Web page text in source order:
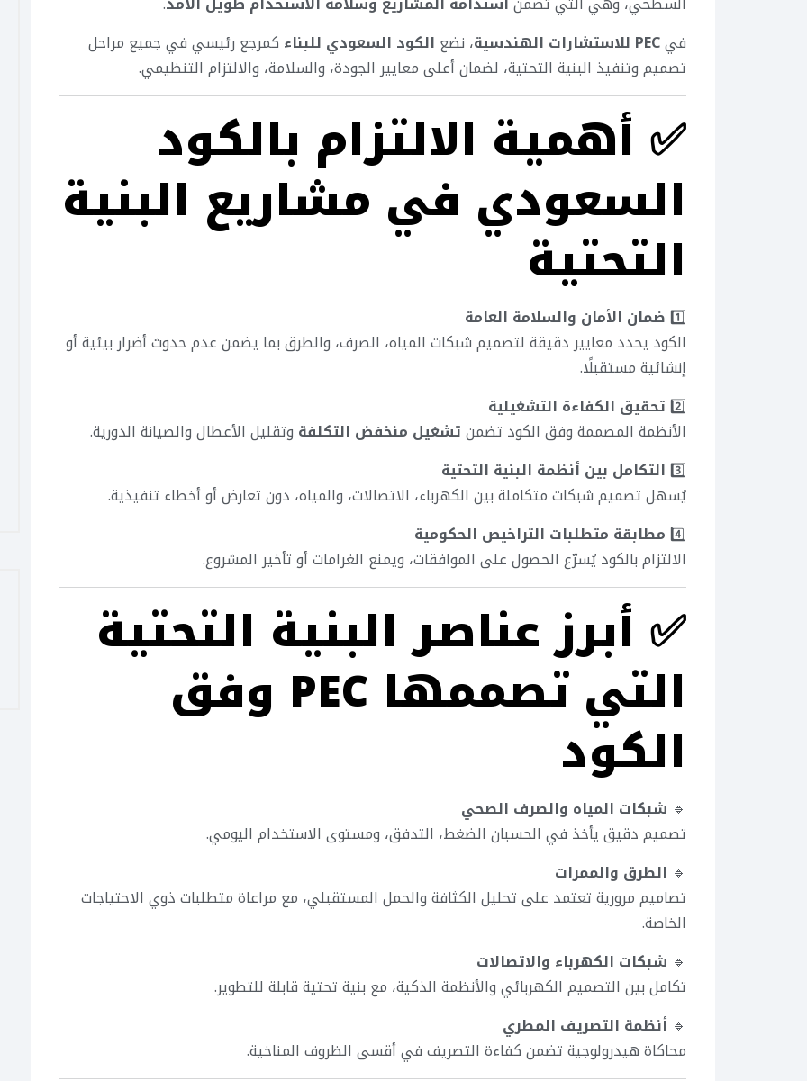
فيPEC للاستشارات الهندسية ، نضع الكود السعودي للبناء كمرجع رئيسي في جميع مراحل
تصميم وتنفيذ البنية التحتية، لضمان أعلى معايير الجودة، والسلامة، والالتزام التنظيمي.
✅ أهمية الالتزام بالكود
السعودي في مشاريع البنية
التحتية
1️⃣ضمان الأمان والسلامة العامة
الكود يحدد معايير دقيقة لتصميم شبكات المياه، الصرف، والطرق بما يضمن عدم حدوث أضرار بيئية أو
إنشائية مستقبلًا.
2️⃣تحقيق الكفاءة التشغيلية
الأنظمة المصممة وفق الكود تضمنتشغيل منخفض التكلفة وتقليل الأعطال والصيانة الدورية.
3️⃣التكامل بين أنظمة البنية التحتية
يُسهل تصميم شبكات متكاملة بين الكهرباء، الاتصالات، والمياه، دون تعارض أو أخطاء تنفيذية.
4️⃣مطابقة متطلبات التراخيص الحكومية
الالتزام بالكود يُسرّع الحصول على الموافقات، ويمنع الغرامات أو تأخير المشروع.
✅ أبرز عناصر البنية التحتية
التي تصممها PEC وفق
الكود
🔹 شبكات المياه والصرف الصحي
تصميم دقيق يأخذ في الحسبان الضغط، التدفق، ومستوى الاستخدام اليومي.
🔹 الطرق والممرات
تصاميم مرورية تعتمد على تحليل الكثافة والحمل المستقبلي، مع مراعاة متطلبات ذوي الاحتياجات
الخاصة.
🔹 شبكات الكهرباء والاتصالات
تكامل بين التصميم الكهربائي والأنظمة الذكية، مع بنية تحتية قابلة للتطوير.
🔹 أنظمة التصريف المطري
محاكاة هيدرولوجية تضمن كفاءة التصريف في أقسى الظروف المناخية.